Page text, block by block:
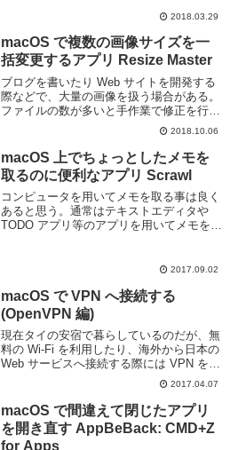
事もあるだろう。Cal>Next というアプ...
2018.03.29
macOS で複数の画像サイズを一
括変更するアプリ Resize Master
ブログを書いたり Web サイトを開発する
際などで、大量の画像を扱う場合がある。
ファイルの数が多いと手作業で修正を行う
のは大変だ。macOS で大量の画像に対し
てリサイズやウォーターマークを入れる処
理を行うのであれば、Resize Mast...
2018.10.06
macOS 上でちょっとしたメモを
取るのに便利なアプリ Scrawl
コンピュータを用いてメモを取る事は良く
あると思う。通常はテキストエディタや
TODO アプリ等のアプリを用いてメモを記
に書いておこうか迷う事がある。macOS
2017.09.02
macOS で VPN へ接続する
(OpenVPN 編)
現在タイの安宿で暮らしているのだが、無
料の Wi-Fi を利用したり、海外から日本の
Web サービスへ接続する際には VPN を利
用すると良い。軽く調べてみた所、今自分
が利用している macOS で VPN を利用す
るには L2TP ov...
2017.04.07
macOS で間違えて閉じたアプリ
を開き直す AppBeBack: CMD+Z
for Apps